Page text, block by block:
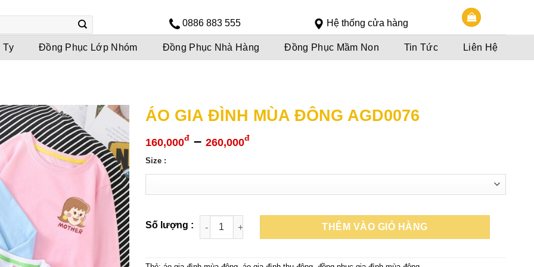
0886 883 555 Hệ thống cửa hàng
Ty Đồng Phục Lớp Nhóm Đồng Phục Nhà Hàng Đồng Phục Mầm Non Tin Tức Liên Hệ
ÁO GIA ĐÌNH MÙA ĐÔNG AGD0076
160,000đ – 260,000đKhoảng
đến
260,000đ
Size :
THÊM VÀO GIỎ HÀNG